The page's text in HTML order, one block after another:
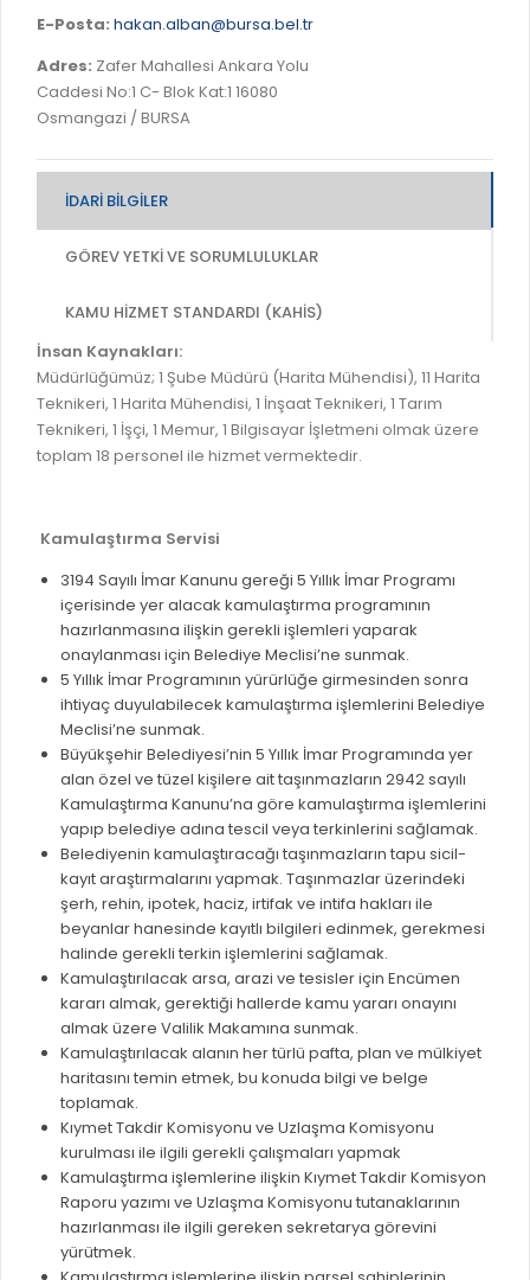
BİLGİ EDİNME
MECLİS
MECLİS ÜYELERİ
MECLİS KARARLARI
MECLİS GÜNDEMİ VE KARAR ÖZETLERİ
STRATEJİK PLANLAR
PERFORMANS PROGRAMI
BÜTÇE
FAALİYET RAPORLARI
GELİR TARİFESİ
İMAR PLANI DEĞİŞİKLİKLERİ
UKOME TOPLANTILARI
FOTOĞRAF GALERİSİ
BURSA GÜNLÜĞÜ DERGİSİ
AYKOME KARARLARI
BURSA YAYINLARI
YÖNETİM SİSTEMLERİ
VİZYON & MİSYON
POLİTİKALARIMIZ
ENTEGRE YÖNETIM SISTEMI
KALITE BELGELERIMIZ
KVKK AYDINLATMA METNI
YÖNETMELIKLER / YÖNERGELER
KAMU HİZMET STANDARTLARI (KAHİS)
BAŞVURU / KAYIT / SORGU
ÜCRETSİZ WİFİ NOKTALARI
İTFAİYE RAPORU
ONLİNE KATI ATIK BAŞVURUSU
İTFAİYE OLAY KAYDI BAŞVURUSU
BADEM KAYIT
MEZARLIK BİLGİ SİSTEMİ
GENEL EVRAK KAYIT
LOKMA DAĞITIM İZNİ BAŞVURUSU
BAĞLANTILAR
WEB - MOBIL UYGULAMALARIMIZ
KURUM İÇİ UYGULAMALAR
E-DEVLET KAPISI
NÖBETÇİ ECZANELER
HAL FİYATLARI
SANAL TURLAR
KURUMLAR
RUHSATLI HAFRİYAT ALANLARI
ŞİKAYET TAKİBİ (KURUMLAR)
MÜHENDİS, MİMAR VE SÜRVEYAN KAYITLARI (İLÇE
MÜHENDİS, MİMAR VE SÜRVEYAN KAYITLARI
VEFAT KAYDI GİRİŞİ (İLÇE BELEDİYELER)
E-Posta: hakan.alban@bursa.bel.tr
Adres: Zafer Mahallesi Ankara Yolu
Caddesi No:1 C- Blok Kat:1 16080
Osmangazi / BURSA
İDARI BILGILER
GÖREV YETKI VE SORUMLULUKLAR
KAMU HIZMET STANDARDI (KAHİS)
İnsan Kaynakları:
Müdürlüğümüz; 1 Şube Müdürü (Harita Mühendisi), 11 Harita
Teknikeri, 1 Harita Mühendisi, 1 İnşaat Teknikeri, 1 Tarım
Teknikeri, 1 İşçi, 1 Memur, 1 Bilgisayar İşletmeni olmak üzere
toplam 18 personel ile hizmet vermektedir.
Kamulaştırma Servisi
3194 Sayılı İmar Kanunu gereği 5 Yıllık İmar Programı
içerisinde yer alacak kamulaştırma programının
hazırlanmasına ilişkin gerekli işlemleri yaparak
onaylanması için Belediye Meclisi’ne sunmak.
5 Yıllık İmar Programının yürürlüğe girmesinden sonra
ihtiyaç duyulabilecek kamulaştırma işlemlerini Belediye
Meclisi’ne sunmak.
Büyükşehir Belediyesi’nin 5 Yıllık İmar Programında yer
alan özel ve tüzel kişilere ait taşınmazların 2942 sayılı
Kamulaştırma Kanunu’na göre kamulaştırma işlemlerini
yapıp belediye adına tescil veya terkinlerini sağlamak.
Belediyenin kamulaştıracağı taşınmazların tapu sicil-
kayıt araştırmalarını yapmak. Taşınmazlar üzerindeki
şerh, rehin, ipotek, haciz, irtifak ve intifa hakları ile
beyanlar hanesinde kayıtlı bilgileri edinmek, gerekmesi
halinde gerekli terkin işlemlerini sağlamak.
Kamulaştırılacak arsa, arazi ve tesisler için Encümen
kararı almak, gerektiği hallerde kamu yararı onayını
almak üzere Valilik Makamına sunmak.
Kamulaştırılacak alanın her türlü pafta, plan ve mülkiyet
haritasını temin etmek, bu konuda bilgi ve belge
toplamak.
Kıymet Takdir Komisyonu ve Uzlaşma Komisyonu
kurulması ile ilgili gerekli çalışmaları yapmak
Kamulaştırma işlemlerine ilişkin Kıymet Takdir Komisyon
Raporu yazımı ve Uzlaşma Komisyonu tutanaklarının
hazırlanması ile ilgili gereken sekretarya görevini
yürütmek.